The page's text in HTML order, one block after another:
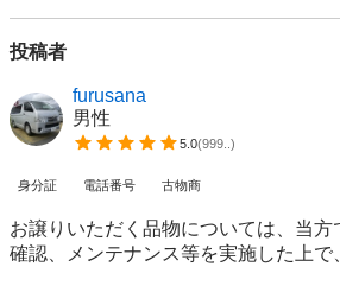
投稿者
furusana
男性
5.0(999.. )
身分証 電話番号 古物商
お譲りいただく品物については、当
確認、メンテナンス等を実施した上で